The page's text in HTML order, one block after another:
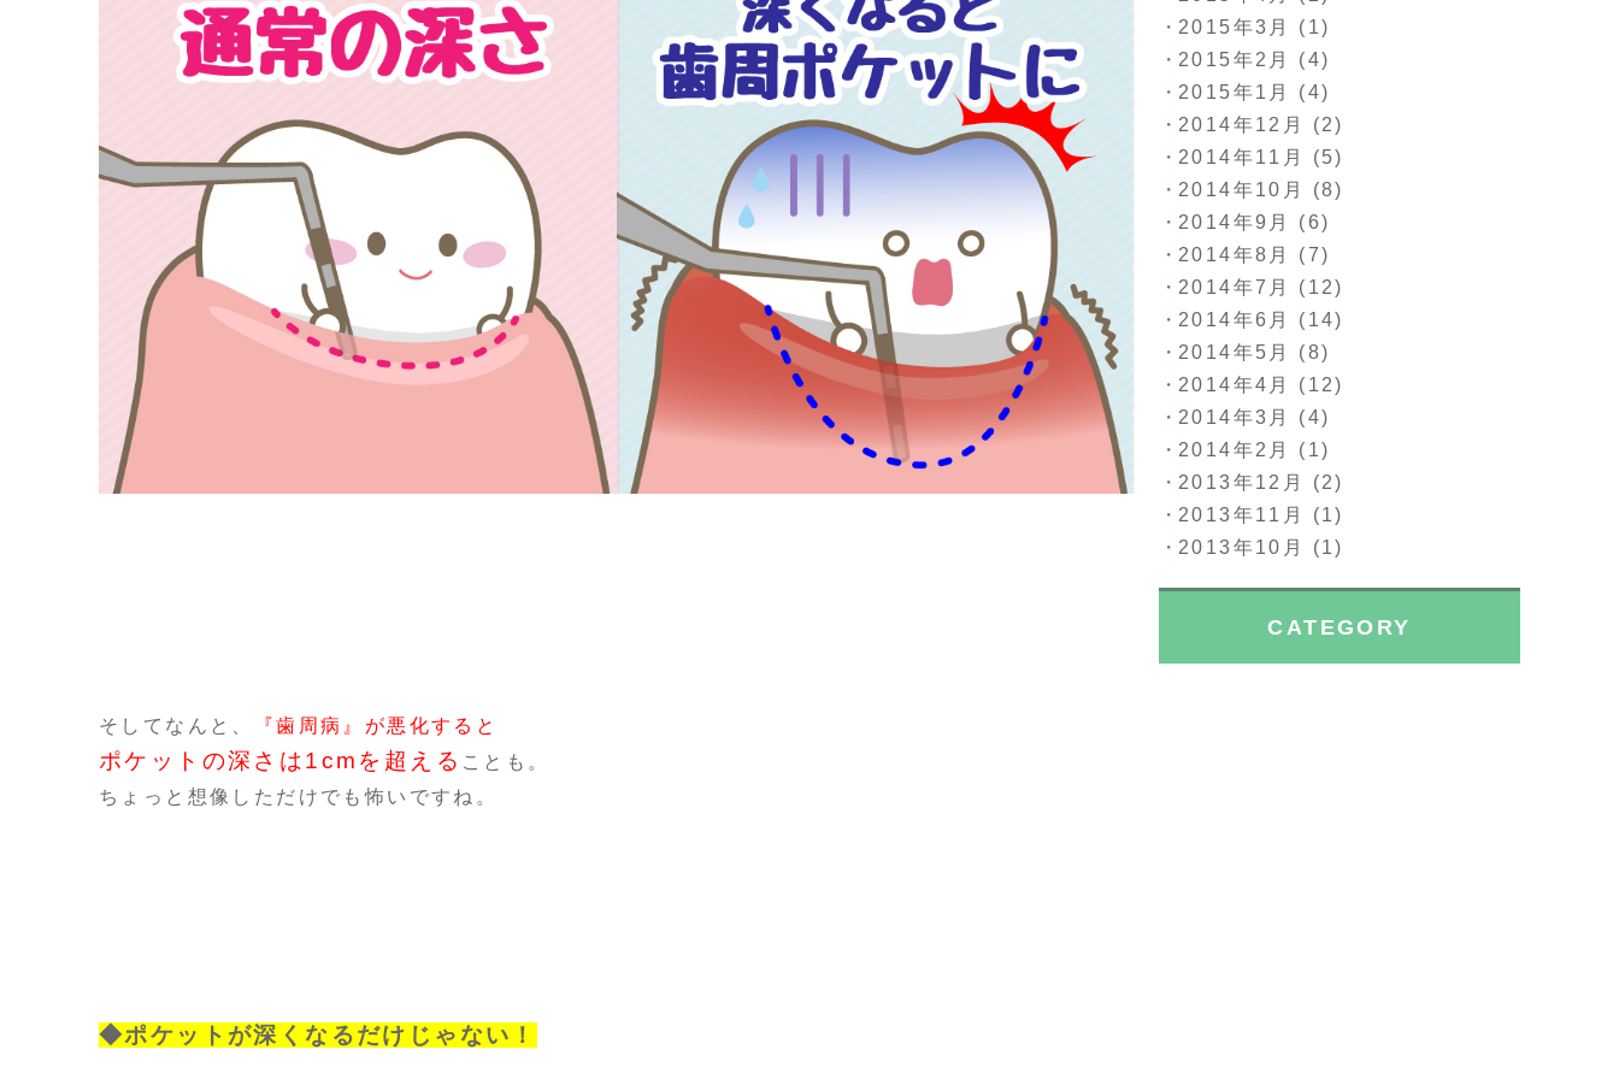
そしてなんと、 『歯周病』が悪化すると
ポケットの深さは1cmを超える ことも。
ちょっと想像しただけでも怖いですね。
◆ポケットが深くなるだけじゃない！
2015年3月
(1)
2015年2月
(4)
2015年1月
(4)
2014年12月
(2)
2014年11月
(5)
2014年10月
(8)
2014年9月
(6)
2014年8月
(7)
2014年7月
(12)
2014年6月
(14)
2014年5月
(8)
2014年4月
(12)
2014年3月
(4)
2014年2月
(1)
2013年12月
(2)
2013年11月
(1)
2013年10月
(1)
CATEGORY